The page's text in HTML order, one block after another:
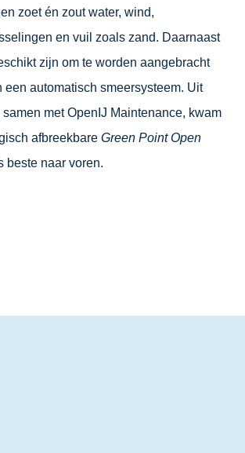
zoet én zout water, wind,
en vuil zoals zand. Daarnaast
zijn om te worden aangebracht
een automatisch smeersysteem. Uit
met OpenIJ Maintenance, kwam
afbreekbare Green Point Open
beste naar voren.